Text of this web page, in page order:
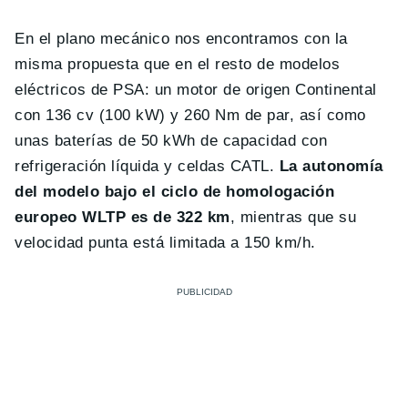
En el plano mecánico nos encontramos con la
misma propuesta que en el resto de modelos
eléctricos de PSA: un motor de origen Continental
con 136 cv (100 kW) y 260 Nm de par, así como
unas baterías de 50 kWh de capacidad con
refrigeración líquida y celdas CATL. La autonomía
del modelo bajo el ciclo de homologación
europeo WLTP es de 322 km, mientras que su
velocidad punta está limitada a 150 km/h.